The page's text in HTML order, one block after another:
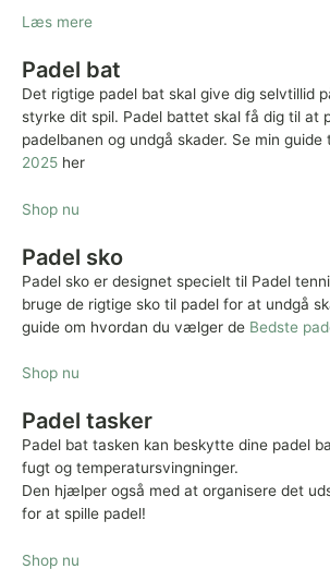
Læs mere
Padel bat
Det rigtige padel bat skal give dig selvtillid
styrke dit spil. Padel battet skal få dig til at
padelbanen og undgå skader. Se min guide
2025 her
Shop nu
Padel sko
Padel sko er designet specielt til Padel
bruge de rigtige sko til padel for at undgå
guide om hvordan du vælger de Bedste
Shop nu
Padel tasker
Padel bat tasken kan beskytte dine padel
fugt og temperatursvingninger.
Den hjælper også med at organisere det
for at spille padel!
Shop nu